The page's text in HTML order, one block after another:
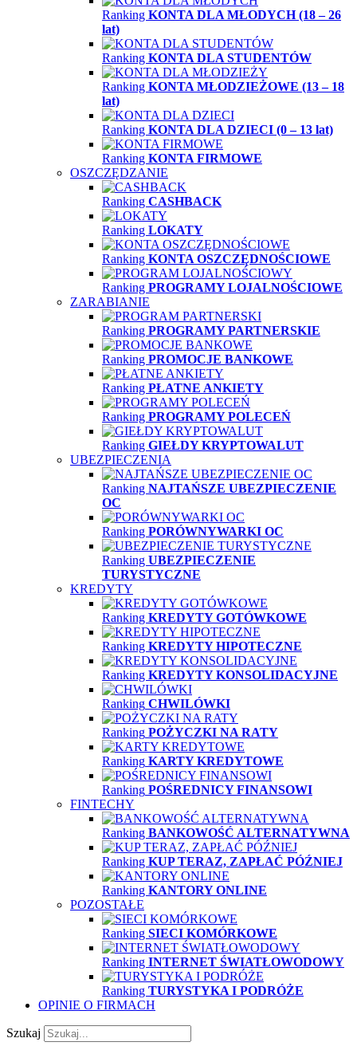
Ranking KONTA DLA MŁODYCH (18 – 26
lat)
Ranking KONTA DLA STUDENTÓW
Ranking KONTA MŁODZIEŻOWE (13 – 18
lat)
Ranking KONTA DLA DZIECI (0 – 13 lat)
Ranking KONTA FIRMOWE
OSZCZĘDZANIE
Ranking CASHBACK
Ranking LOKATY
Ranking KONTA OSZCZĘDNOŚCIOWE
Ranking PROGRAMY LOJALNOŚCIOWE
ZARABIANIE
Ranking PROGRAMY PARTNERSKIE
Ranking PROMOCJE BANKOWE
Ranking PŁATNE ANKIETY
Ranking PROGRAMY POLECEŃ
Ranking GIEŁDY KRYPTOWALUT
UBEZPIECZENIA
Ranking NAJTAŃSZE UBEZPIECZENIE
OC
Ranking PORÓWNYWARKI OC
Ranking UBEZPIECZENIE
TURYSTYCZNE
KREDYTY
Ranking KREDYTY GOTÓWKOWE
Ranking KREDYTY HIPOTECZNE
Ranking KREDYTY KONSOLIDACYJNE
Ranking CHWILÓWKI
Ranking POŻYCZKI NA RATY
Ranking KARTY KREDYTOWE
Ranking POŚREDNICY FINANSOWI
FINTECHY
Ranking BANKOWOŚĆ ALTERNATYWNA
Ranking KUP TERAZ, ZAPŁAĆ PÓŹNIEJ
Ranking KANTORY ONLINE
POZOSTAŁE
Ranking SIECI KOMÓRKOWE
Ranking INTERNET ŚWIATŁOWODOWY
Ranking TURYSTYKA I PODRÓŻE
OPINIE O FIRMACH
Szukaj